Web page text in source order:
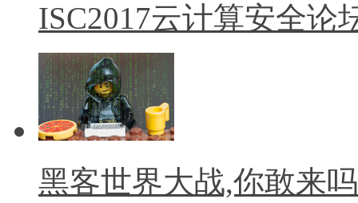
ISC2017云计算安全论
黑客世界大战,你敢来